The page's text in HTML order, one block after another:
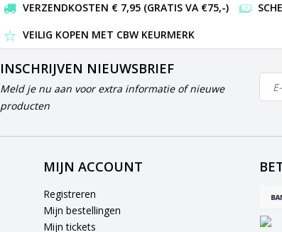
VERZENDKOSTEN € 7,95 (GRATIS VA €75,-)
VEILIG KOPEN MET CBW KEURMERK
INSCHRIJVEN NIEUWSBRIEF
Meld je nu aan voor extra informatie of nieuwe
producten
MIJN ACCOUNT
Registreren
Mijn bestellingen
Mijn tickets